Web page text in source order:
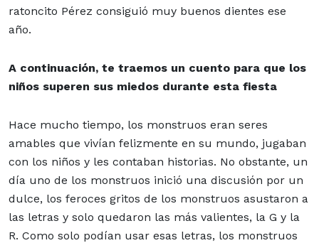
ratoncito Pérez consiguió muy buenos dientes ese
año.
A continuación, te traemos un cuento para que los
niños superen sus miedos durante esta fiesta
Hace mucho tiempo, los monstruos eran seres
amables que vivían felizmente en su mundo, jugaban
con los niños y les contaban historias. No obstante, un
día uno de los monstruos inició una discusión por un
dulce, los feroces gritos de los monstruos asustaron a
las letras y solo quedaron las más valientes, la G y la
R. Como solo podían usar esas letras, los monstruos